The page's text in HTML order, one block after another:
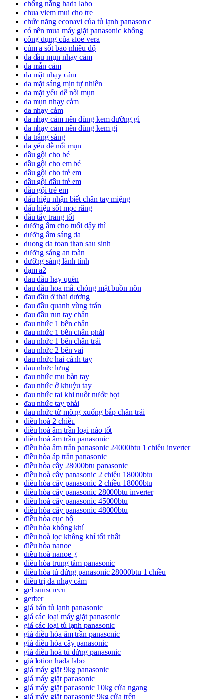
chống nắng hada labo
chua viem mui cho tre
chức năng econavi của tủ lạnh panasonic
có nên mua máy giặt panasonic không
công dụng của aloe vera
cúm a sốt bao nhiêu độ
da dầu mụn nhạy cảm
da mẫn cảm
da mặt nhạy cảm
da mặt sáng mịn tự nhiên
da mặt yếu dễ nổi mụn
da mụn nhạy cảm
da nhạy cảm
da nhạy cảm nên dùng kem dưỡng gì
da nhạy cảm nên dùng kem gì
da trắng sáng
da yếu dễ nổi mụn
dầu gội cho bé
dầu gội cho em bé
dầu gội cho trẻ em
dầu gội đầu trẻ em
dầu gội trẻ em
dấu hiệu nhận biết chân tay miệng
dấu hiệu sốt mọc răng
dầu tẩy trang tốt
dưỡng ẩm cho tuổi dậy thì
dưỡng ẩm sáng da
duong da toan than sau sinh
dưỡng sáng an toàn
dưỡng sáng lành tính
đạm a2
đau đầu hay quên
đau đầu hoa mắt chóng mặt buồn nôn
đau đầu ở thái dương
đau đầu quanh vùng trán
đau đầu run tay chân
đau nhức 1 bên chân
đau nhức 1 bên chân phải
đau nhức 1 bên chân trái
đau nhức 2 bên vai
đau nhức hai cánh tay
đau nhức lưng
đau nhức mu bàn tay
đau nhức ở khuỷu tay
đau nhức tai khi nuốt nước bọt
đau nhức tay phải
đau nhức từ mông xuống bắp chân trái
điều hoà 2 chiều
điều hoà âm trần loại nào tốt
điều hoà âm trần panasonic
điều hòa âm trần panasonic 24000btu 1 chiều inverter
điều hòa áp trần panasonic
điều hòa cây 28000btu panasonic
điều hoà cây panasonic 2 chiều 18000btu
điều hòa cây panasonic 2 chiều 18000btu
điều hòa cây panasonic 28000btu inverter
điều hoà cây panasonic 45000btu
điều hòa cây panasonic 48000btu
điều hòa cục bộ
điều hòa không khí
điều hoà lọc không khí tốt nhất
điều hòa nanoe
điều hoà nanoe g
điều hòa trung tâm panasonic
điều hòa tủ đứng panasonic 28000btu 1 chiều
điều trị da nhạy cảm
gel sunscreen
gerber
giá bán tủ lạnh panasonic
giá các loại máy giặt panasonic
giá các loại tủ lạnh panasonic
giá điều hòa âm trần panasonic
giá điều hòa cây panasonic
giá điều hoà tủ đứng panasonic
giá lotion hada labo
giá máy giặt 9kg panasonic
giá máy giặt panasonic
giá máy giặt panasonic 10kg cửa ngang
giá máy giặt panasonic 9kg cửa trên